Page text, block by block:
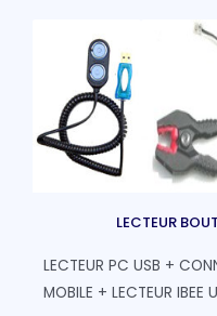
LECTEUR
LECTEUR PC USB +
MOBILE + LECTEUR IBEE